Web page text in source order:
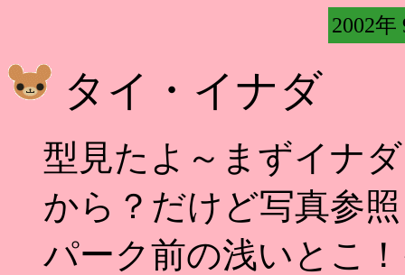
2002年
タイ・イナダ
型見たよ～まずイナ
から？だけど写真参
パーク前の浅いとこ